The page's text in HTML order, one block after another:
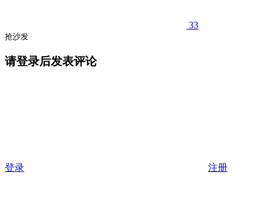
33
抢沙发
请登录后发表评论
登录 注册